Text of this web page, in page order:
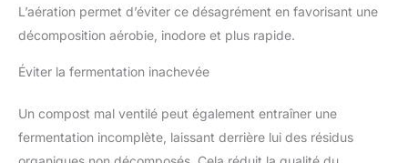
L’aération permet d’éviter ce désagrément en favorisant une
décomposition aérobie, inodore et plus rapide.
Éviter la fermentation inachevée
Un compost mal ventilé peut également entraîner une
fermentation incomplète, laissant derrière lui des résidus